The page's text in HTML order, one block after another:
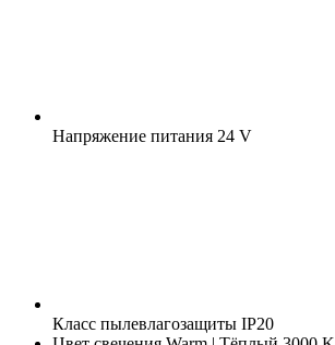
Напряжение питания 24 V
Класс пылевлагозащиты IP20